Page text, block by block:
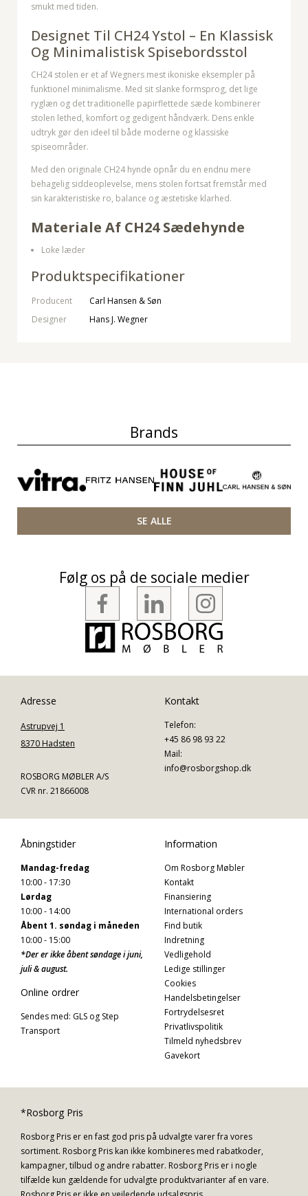
smukt med tiden.
Designet Til CH24 Ystol – En Klassisk
Og Minimalistisk Spisebordsstol
CH24 stolen er et af Wegners mest ikoniske eksempler på
funktionel minimalisme. Med sit slanke formsprog, det lige
ryglæn og det traditionelle papirflettede sæde kombinerer
stolen lethed, komfort og gedigent håndværk. Dens enkle
udtryk gør den ideel til både moderne og klassiske
spiseområder.
Med den originale CH24 hynde opnår du en endnu mere
behagelig siddeoplevelse, mens stolen fortsat fremstår med
sin karakteristiske ro, balance og æstetiske klarhed.
Materiale Af CH24 Sædehynde
Loke læder
Produktspecifikationer
Producent
Carl Hansen & Søn
Designer
Hans J. Wegner
Brands
SE ALLE
Følg os på de sociale medier
Adresse
Astrupvej 1
8370 Hadsten
ROSBORG MØBLER A/S
CVR nr. 21866008
Kontakt
Telefon:
+45 86 98 93 22
Mail:
info@rosborgshop.dk
Åbningstider
Mandag-fredag
10:00 - 17:30
Lørdag
10:00 - 14:00
Åbent 1. søndag i måneden
10:00 - 15:00
*Der er ikke åbent søndage i juni,
juli & august.
Online ordrer
Sendes med: GLS og Step
Transport
Information
Om Rosborg Møbler
Kontakt
Finansiering
International orders
Find butik
Indretning
Vedligehold
Ledige stillinger
Cookies
Handelsbetingelser
Fortrydelsesret
Privatlivspolitik
Tilmeld nyhedsbrev
Gavekort
*Rosborg Pris
Rosborg Pris er en fast god pris på udvalgte varer fra vores
sortiment. Rosborg Pris kan ikke kombineres med rabatkoder,
kampagner, tilbud og andre rabatter. Rosborg Pris er i nogle
tilfælde kun gældende for udvalgte produktvarianter af en vare.